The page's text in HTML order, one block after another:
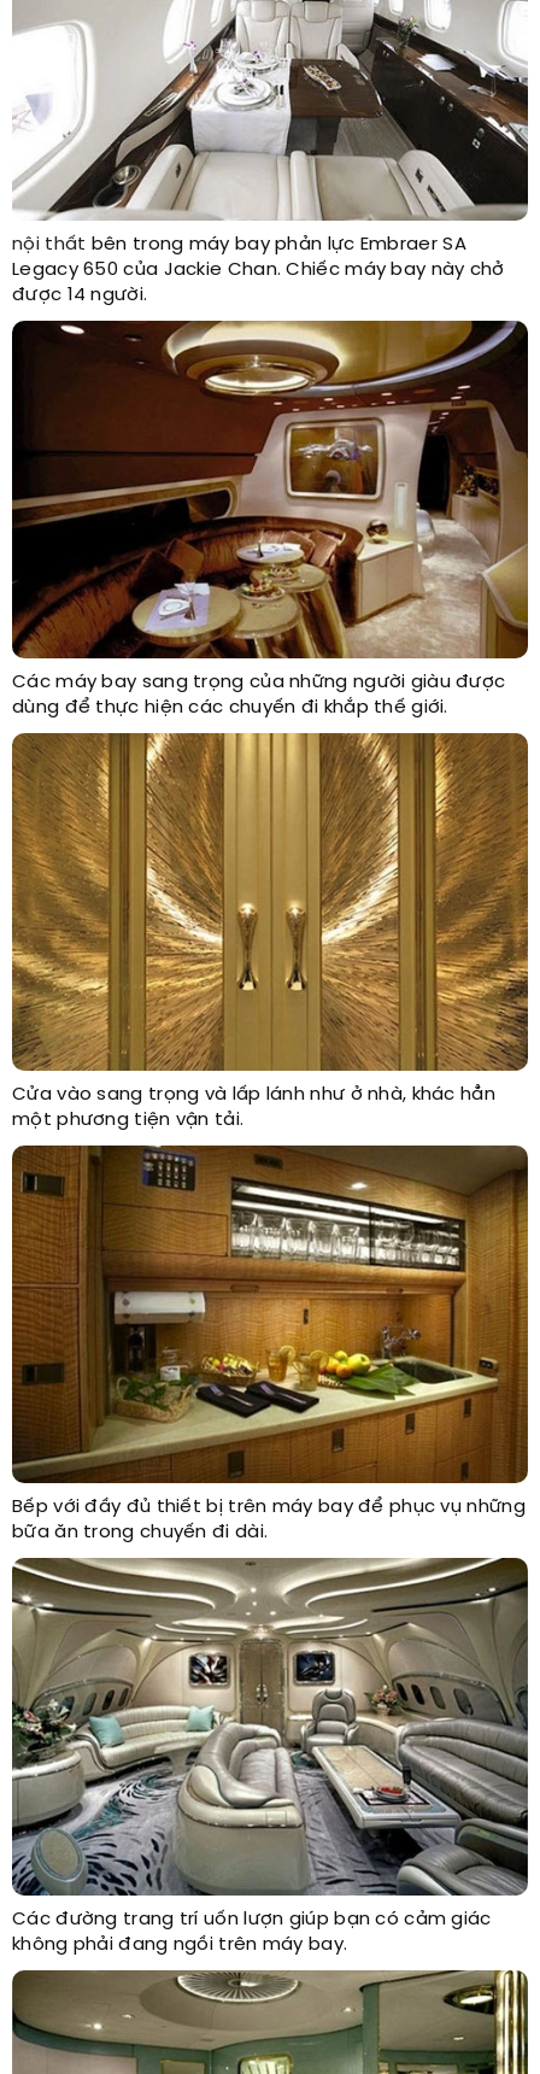
nội thất bên trong máy bay phản lực Embraer SA
Legacy 650 của Jackie Chan. Chiếc máy bay này chở
được 14 người.
Các máy bay sang trọng của những người giàu được
dùng để thực hiện các chuyến đi khắp thế giới.
Cửa vào sang trọng và lấp lánh như ở nhà, khác hẳn
một phương tiện vận tải.
Bếp với đầy đủ thiết bị trên máy bay để phục vụ những
bữa ăn trong chuyến đi dài.
Các đường trang trí uốn lượn giúp bạn có cảm giác
không phải đang ngồi trên máy bay.